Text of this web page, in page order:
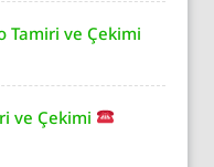
Tamiri ve Çekimi
ve Çekimi